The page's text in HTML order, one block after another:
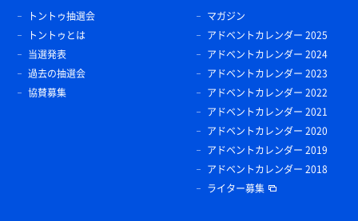
トントゥ抽選会
トントゥとは
当選発表
過去の抽選会
協賛募集
マガジン
アドベントカレンダー 2025
アドベントカレンダー 2024
アドベントカレンダー 2023
アドベントカレンダー 2022
アドベントカレンダー 2021
アドベントカレンダー 2020
アドベントカレンダー 2019
アドベントカレンダー 2018
ライター募集